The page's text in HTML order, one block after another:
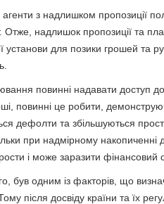
з надлишком пропозиції
Отже, надлишок пропозиції та
для позики грошей та
повинні надавати доступ
повинні це робити,
дефолти та збільшуються
при надмірному накопиченні
і може заразити фінансовий
був одним із факторів, що
після досвіду країни та їх